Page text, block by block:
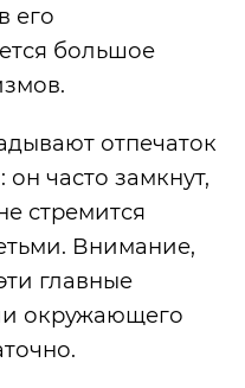
его
большое
отпечаток
часто замкнут,
стремится
Внимание,
главные
окружающего